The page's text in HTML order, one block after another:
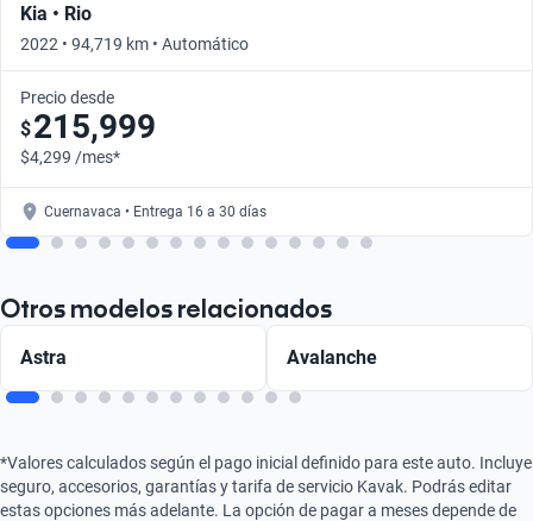
Kia • Rio
2022 • 94,719 km • Automático
Precio desde
$215,999
$4,299 /mes*
Cuernavaca • Entrega 16 a 30 días
Otros modelos relacionados
Astra Avalanche
*Valores calculados según el pago inicial definido para este auto. Incluye
seguro, accesorios, garantías y tarifa de servicio Kavak. Podrás editar
estas opciones más adelante. La opción de pagar a meses depende de